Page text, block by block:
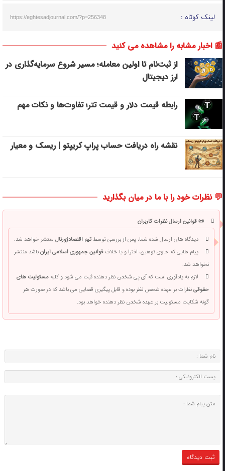
لینک کوتاه : https://eghtesadjournal.com/?p=256348
📰 اخبار مشابه را مشاهده می کنید
از ثبت‌نام تا اولین معامله؛ مسیر شروع سرمایه‌گذاری در
ارز دیجیتال
رابطه قیمت دلار و قیمت تتر؛ تفاوت‌ها و نکات مهم
نقشه راه دریافت حساب پراپ کریپتو | ریسک‌ و معیار
💬 نظرات خود را با ما در میان بگذارید
📜 قوانین ارسال نظرات کاربران
دیدگاه های ارسال شده شما، پس از بررسی توسطتیم اقتصادژورنالمنتشر خواهد شد.
پیام هایی که حاوی توهین، افترا و یا خلافقوانین جمهوری اسلامی ایرانباشد منتشر
نخواهد شد.
لازم به یادآوری است که آی پی شخص نظر دهنده ثبت می شود و کلیهمسئولیت های
حقوقینظرات بر عهده شخص نظر بوده و قابل پیگیری قضایی می باشد که در صورت هر
گونه شکایت مسئولیت بر عهده شخص نظر دهنده خواهد بود.